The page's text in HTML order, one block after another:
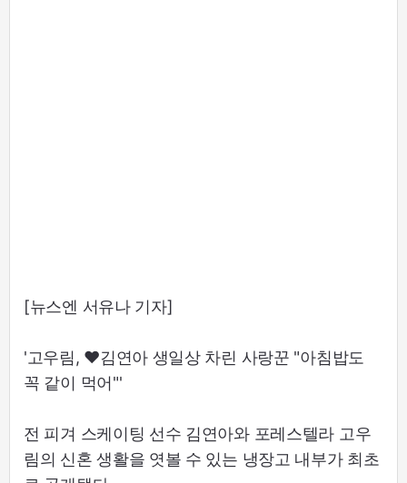
[뉴스엔 서유나 기자]
'고우림, ♥김연아 생일상 차린 사랑꾼 "아침밥도
꼭 같이 먹어"'
전 피겨 스케이팅 선수 김연아와 포레스텔라 고우
림의 신혼 생활을 엿볼 수 있는 냉장고 내부가 최초